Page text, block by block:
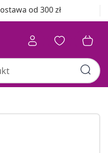
Darmowa dostawa od 300 zł